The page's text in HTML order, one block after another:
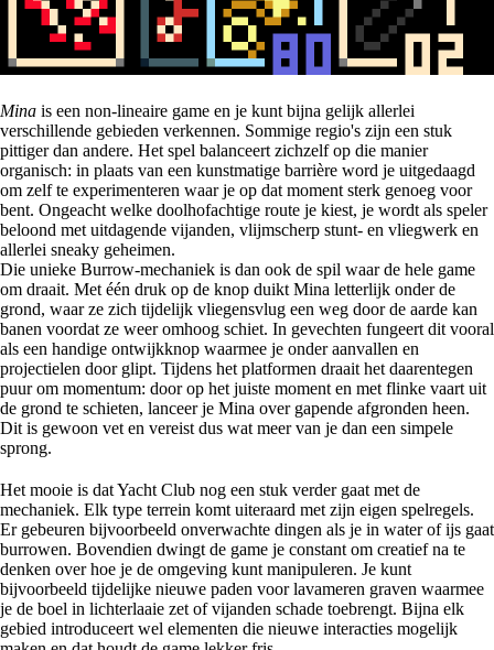
Mina is een non-lineaire game en je kunt bijna gelijk allerlei
verschillende gebieden verkennen. Sommige regio's zijn een stuk
pittiger dan andere. Het spel balanceert zichzelf op die manier
organisch: in plaats van een kunstmatige barrière word je uitgedaagd
om zelf te experimenteren waar je op dat moment sterk genoeg voor
bent. Ongeacht welke doolhofachtige route je kiest, je wordt als speler
beloond met uitdagende vijanden, vlijmscherp stunt- en vliegwerk en
allerlei sneaky geheimen.
Die unieke Burrow-mechaniek is dan ook de spil waar de hele game
om draait. Met één druk op de knop duikt Mina letterlijk onder de
grond, waar ze zich tijdelijk vliegensvlug een weg door de aarde kan
banen voordat ze weer omhoog schiet. In gevechten fungeert dit vooral
als een handige ontwijkknop waarmee je onder aanvallen en
projectielen door glipt. Tijdens het platformen draait het daarentegen
puur om momentum: door op het juiste moment en met flinke vaart uit
de grond te schieten, lanceer je Mina over gapende afgronden heen.
Dit is gewoon vet en vereist dus wat meer van je dan een simpele
sprong.
Het mooie is dat Yacht Club nog een stuk verder gaat met de
mechaniek. Elk type terrein komt uiteraard met zijn eigen spelregels.
Er gebeuren bijvoorbeeld onverwachte dingen als je in water of ijs gaat
burrowen. Bovendien dwingt de game je constant om creatief na te
denken over hoe je de omgeving kunt manipuleren. Je kunt
bijvoorbeeld tijdelijke nieuwe paden voor lavameren graven waarmee
je de boel in lichterlaaie zet of vijanden schade toebrengt. Bijna elk
gebied introduceert wel elementen die nieuwe interacties mogelijk